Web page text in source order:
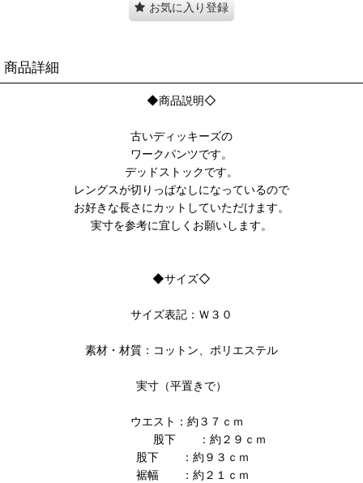
お気に入り登録
商品詳細
◆商品説明◇
古いディッキーズの
ワークパンツです。
デッドストックです。
レングスが切りっぱなしになっているので
お好きな長さにカットしていただけます。
実寸を参考に宜しくお願いします。
◆サイズ◇
サイズ表記：Ｗ３０
素材・材質：コットン、ポリエステル
実寸（平置きで）
ウエスト：約３７ｃｍ
股下 ：約２９ｃｍ
股下 ：約９３ｃｍ
裾幅 ：約２１ｃｍ